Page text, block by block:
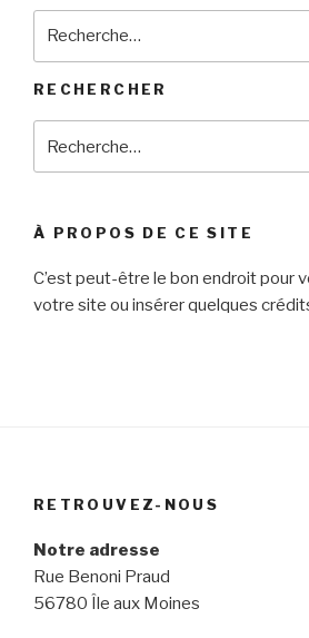
RECHERCHER
pour
À PROPOS DE CE SITE
C’est peut-être le bon endroit pour
votre site ou insérer quelques
RETROUVEZ-NOUS
Notre adresse
Rue Benoni Praud
56780 Île aux Moines